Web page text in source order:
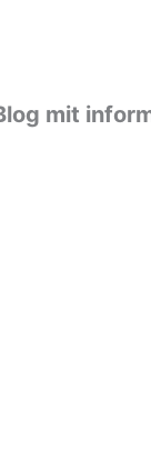
mit